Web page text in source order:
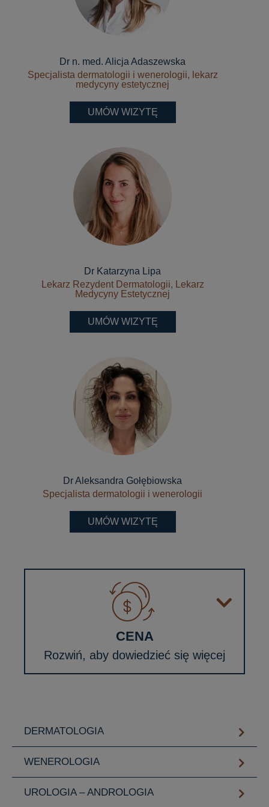
DERMATOLOGIA
WENEROLOGIA
UROLOGIA – ANDROLOGIA
Dr n. med. Alicja Adaszewska
Specjalista dermatologii i wenerologii, lekarz
medycyny estetycznej
UMÓW WIZYTĘ
Dr Katarzyna Lipa
Lekarz Rezydent Dermatologii, Lekarz
Medycyny Estetycznej
UMÓW WIZYTĘ
Dr Aleksandra Gołębiowska
Specjalista dermatologii i wenerologii
UMÓW WIZYTĘ
CENA
Rozwiń, aby dowiedzieć się więcej